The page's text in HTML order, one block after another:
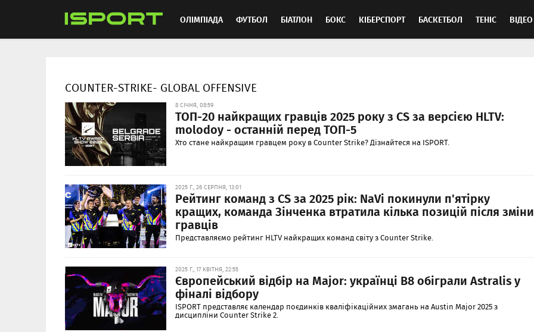
ОЛІМПІАДА ФУТБОЛ БІАТЛОН БОКС КІБЕРСПОРТ БАСКЕТБОЛ ТЕНІС ВІДЕО
COUNTER-STRIKE- GLOBAL OFFENSIVE
8 СІЧНЯ, 08:59
ТОП-20 найкращих гравців 2025 року з CS за версією HLTV:
molodoy - останній перед ТОП-5
Хто стане найкращим гравцем року в Counter Strike? Дізнайтеся на ISPORT.
2025 Г., 26 СЕРПНЯ, 13:01
Рейтинг команд з CS за 2025 рік: NaVi покинули п'ятірку
кращих, команда Зінченка втратила кілька позицій після зміни
гравців
Представляємо рейтинг HLTV найкращих команд світу з Counter Strike.
2025 Г., 17 КВІТНЯ, 22:55
Європейський відбір на Major: українці B8 обіграли Astralis у
фіналі відбору
ISPORT представляє календар поєдинків кваліфікаційних змагань на Austin Major 2025 з
дисципліни Counter Strike 2.